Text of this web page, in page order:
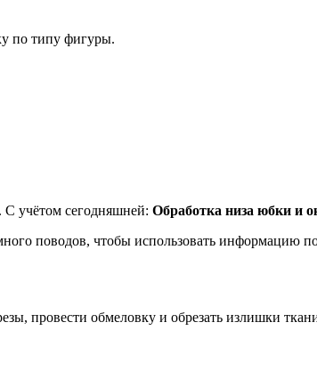
по типу фигуры.
С учётом сегодняшней: Обработка низа юбки и
поводов, чтобы использовать информацию
провести обмеловку и обрезать излишки